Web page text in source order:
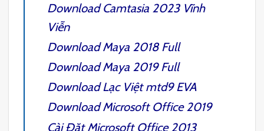
DownloadCamtasia 2023Vĩnh
Viễn
DownloadMaya 2018Full
DownloadMaya 2019Full
DownloadLạc Việt mtd9 EVA
Download Microsoft Office 2019
Cài Đặt Microsoft Office 2013